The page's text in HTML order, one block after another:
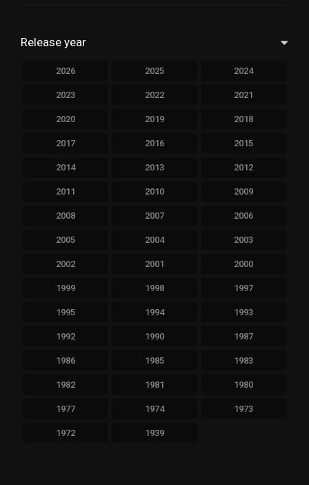
Release year
2026 2025 2024
2023 2022 2021
2020 2019 2018
2017 2016 2015
2014 2013 2012
2011 2010 2009
2008 2007 2006
2005 2004 2003
2002 2001 2000
1999 1998 1997
1995 1994 1993
1992 1990 1987
1986 1985 1983
1982 1981 1980
1977 1974 1973
1972 1939